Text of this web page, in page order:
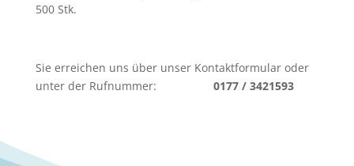
500 Stk.
Sie erreichen uns über unser Kontaktformular oder
unter der Rufnummer: 0177 / 3421593